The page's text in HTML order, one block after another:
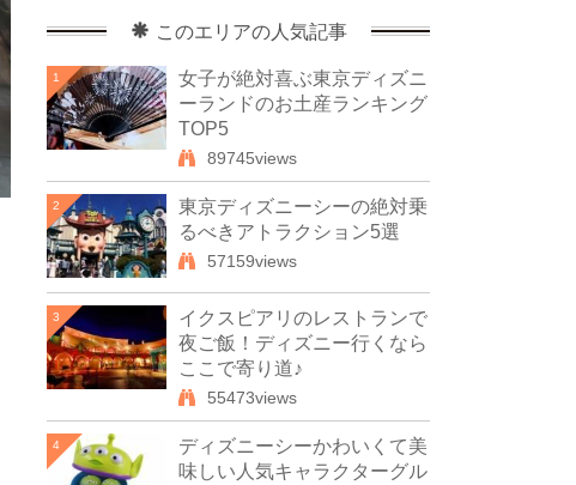
このエリアの人気記事
1
女子が絶対喜ぶ東京ディズニ
ーランドのお土産ランキング
TOP5
89745views
2
東京ディズニーシーの絶対乗
るべきアトラクション5選
57159views
3
イクスピアリのレストランで
夜ご飯！ディズニー行くなら
ここで寄り道♪
55473views
4
ディズニーシーかわいくて美
味しい人気キャラクターグル